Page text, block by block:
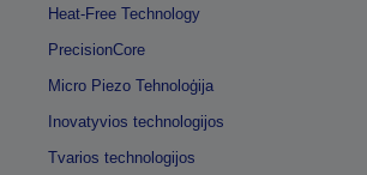
Heat-Free Technology
PrecisionCore
Micro Piezo Tehnoloģija
Inovatyvios technologijos
Tvarios technologijos